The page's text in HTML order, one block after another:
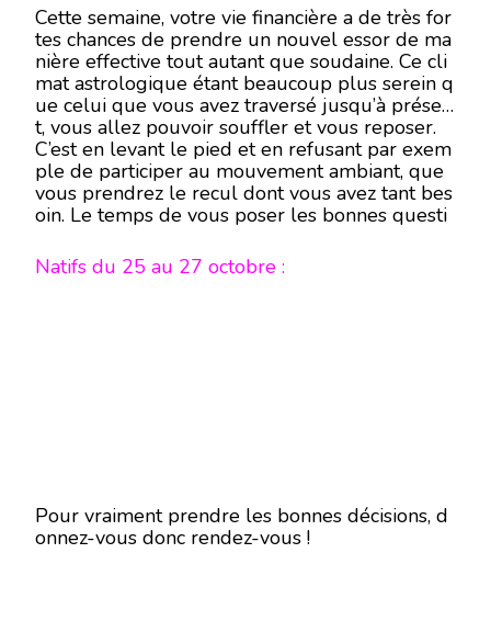
Cette semaine, votre vie financière a de très for
tes chances de prendre un nouvel essor de ma
nière effective tout autant que soudaine. Ce cli
mat astrologique étant beaucoup plus serein q
ue celui que vous avez traversé jusqu’à présen
t, vous allez pouvoir souffler et vous reposer.
C’est en levant le pied et en refusant par exem
ple de participer au mouvement ambiant, que
vous prendrez le recul dont vous avez tant bes
oin. Le temps de vous poser les bonnes questi
à maturation, faites en sorte que l’on respecte v
otre intimité en mettant de vraies limites.
Natifs du 25 au 27 octobre :
Pour vraiment prendre les bonnes décisions, d
onnez-vous donc rendez-vous !